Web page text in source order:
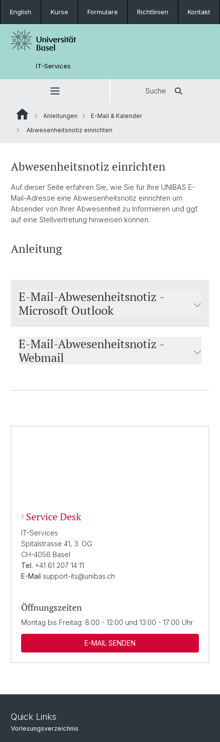
English Kurse Formulare Richtlinien Kontakt
IT-Services
Suche
Anleitungen
E-Mail & Kalender
Abwesenheitsnotiz einrichten
Abwesenheitsnotiz einrichten
Auf dieser Seite erfahren Sie, wie Sie für Ihre UNIBAS E-
Mail-Adresse eine Abwesenheitsnotiz einrichten um
Absender von Ihrer Abwesenheit zu Informieren und ggf.
auf eine Stellvertretung hinweisen können.
Anleitung
E-Mail-Abwesenheitsnotiz -
Microsoft Outlook
E-Mail-Abwesenheitsnotiz -
Webmail
Service Desk
IT-Services
Spitalstrasse 41, 3. OG
CH-4056 Basel
Tel. +41 61 207 14 11
E-Mail support-its@unibas.ch
Öffnungszeiten
Montag bis Freitag: 8:00 - 12:00 und 13:00 - 17:00 Uhr
E-MAIL SENDEN
Quick Links
Vorlesungsverzeichnis